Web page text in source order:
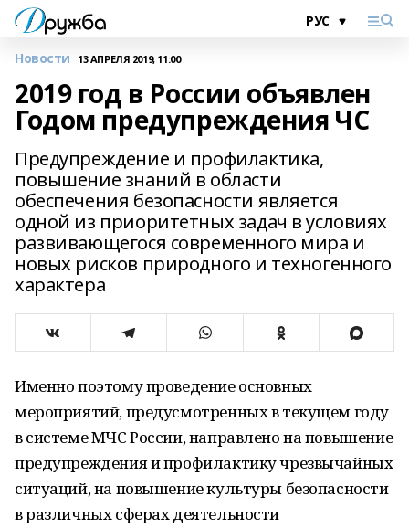
Новости 13 АПРЕЛЯ 2019, 11:00
2019 год в России объявлен
Годом предупреждения ЧС
Предупреждение и профилактика,
повышение знаний в области
обеспечения безопасности является
одной из приоритетных задач в условиях
развивающегося современного мира и
новых рисков природного и техногенного
характера
Именно поэтому проведение основных
мероприятий, предусмотренных в текущем году
в системе МЧС России, направлено на повышение
предупреждения и профилактику чрезвычайных
ситуаций, на повышение культуры безопасности
в различных сферах деятельности